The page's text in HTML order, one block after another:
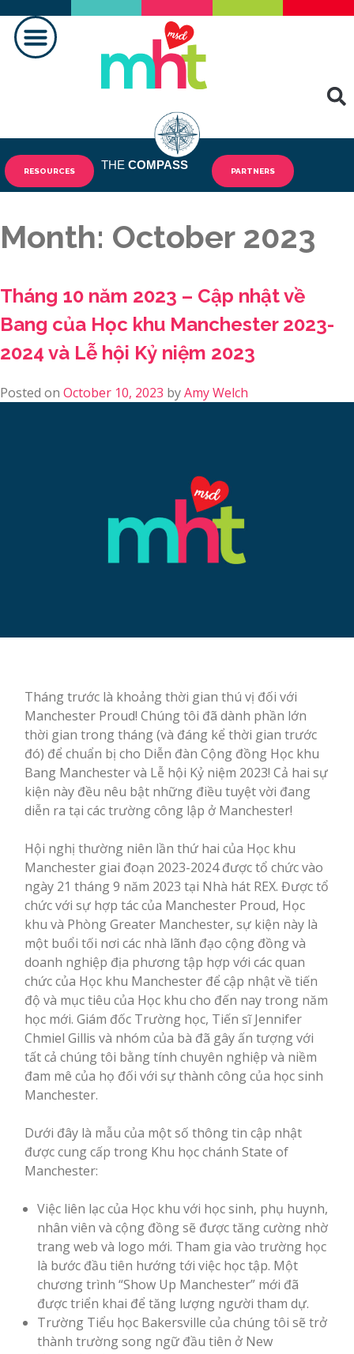
RESOURCES THE COMPASS PARTNERS
Month: October 2023
Tháng 10 năm 2023 – Cập nhật về
Bang của Học khu Manchester 2023-
2024 và Lễ hội Kỷ niệm 2023
Posted on October 10, 2023 byAmy Welch
Tháng trước là khoảng thời gian thú vị đối với
Manchester Proud! Chúng tôi đã dành phần lớn
thời gian trong tháng (và đáng kể thời gian trước
đó) để chuẩn bị cho Diễn đàn Cộng đồng Học khu
Bang Manchester và Lễ hội Kỷ niệm 2023! Cả hai sự
kiện này đều nêu bật những điều tuyệt vời đang
diễn ra tại các trường công lập ở Manchester!
Hội nghị thường niên lần thứ hai của Học khu
Manchester giai đoạn 2023-2024 được tổ chức vào
ngày 21 tháng 9 năm 2023 tại Nhà hát REX. Được tổ
chức với sự hợp tác của Manchester Proud, Học
khu và Phòng Greater Manchester, sự kiện này là
một buổi tối nơi các nhà lãnh đạo cộng đồng và
doanh nghiệp địa phương tập hợp với các quan
chức của Học khu Manchester để cập nhật về tiến
độ và mục tiêu của Học khu cho đến nay trong năm
học mới. Giám đốc Trường học, Tiến sĩ Jennifer
Chmiel Gillis và nhóm của bà đã gây ấn tượng với
tất cả chúng tôi bằng tính chuyên nghiệp và niềm
đam mê của họ đối với sự thành công của học sinh
Manchester.
Dưới đây là mẫu của một số thông tin cập nhật
được cung cấp trong Khu học chánh State of
Manchester:
Việc liên lạc của Học khu với học sinh, phụ huynh,
nhân viên và cộng đồng sẽ được tăng cường nhờ
trang web và logo mới. Tham gia vào trường học
là bước đầu tiên hướng tới việc học tập. Một
chương trình “Show Up Manchester” mới đã
được triển khai để tăng lượng người tham dự.
Trường Tiểu học Bakersville của chúng tôi sẽ trở
thành trường song ngữ đầu tiên ở New